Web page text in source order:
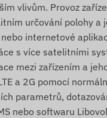
vlivům. Provoz
určování polohy a
internetové
s více satelitními
mezi zařízením a
a 2G pomocí
parametrů,
nebo softwaru